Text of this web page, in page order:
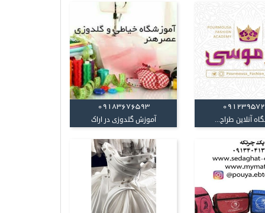
آنلاین طراح...
09183676593
آموزش گلدوزی در اراک